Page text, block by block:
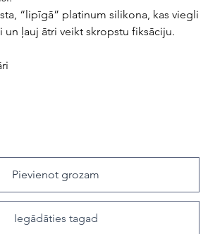
“lipīgā” platinum silikona, kas viegli
ļauj ātri veikt skropstu fiksāciju.
Pievienot grozam
Iegādāties tagad